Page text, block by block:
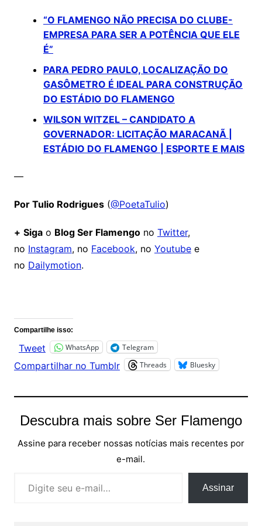
“O FLAMENGO NÃO PRECISA DO CLUBE-
EMPRESA PARA SER A POTÊNCIA QUE ELE
É”
PARA PEDRO PAULO, LOCALIZAÇÃO DO
GASÔMETRO É IDEAL PARA CONSTRUÇÃO
DO ESTÁDIO DO FLAMENGO
WILSON WITZEL – CANDIDATO A
GOVERNADOR: LICITAÇÃO MARACANÃ |
ESTÁDIO DO FLAMENGO | ESPORTE E MAIS
—
Por Tulio Rodrigues(@PoetaTulio)
+ Sigao Blog Ser Flamengono Twitter,
no Instagram, no Facebook, no Youtubee
no Dailymotion.
Compartilhe isso:
Tweet WhatsApp Telegram
Compartilhar no Tumblr Threads Bluesky
Descubra mais sobre Ser Flamengo
Assine para receber nossas notícias mais recentes por
e-mail.
Assinar